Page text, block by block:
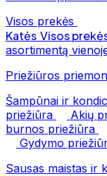
Visos prekės
Katės Visos
asortimentą
Priežiūros
Šampūnai ir
priežiūra
Akių
burnos priežiūra
Gydymo
Sausas maistas ir